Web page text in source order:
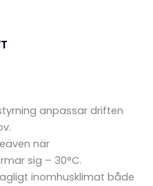
anpassar driften
när
sig – 30°C.
inomhusklimat både